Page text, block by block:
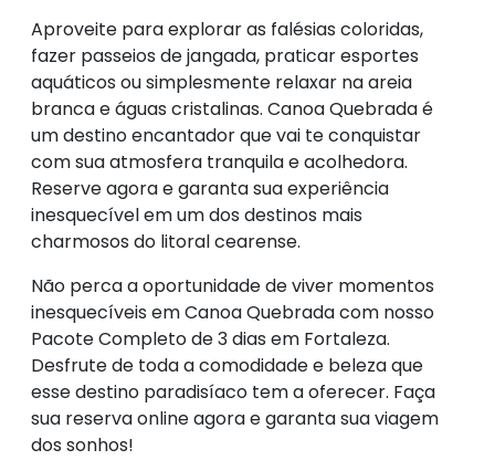
Aproveite para explorar as falésias coloridas,
fazer passeios de jangada, praticar esportes
aquáticos ou simplesmente relaxar na areia
branca e águas cristalinas. Canoa Quebrada é
um destino encantador que vai te conquistar
com sua atmosfera tranquila e acolhedora.
Reserve agora e garanta sua experiência
inesquecível em um dos destinos mais
charmosos do litoral cearense.
Não perca a oportunidade de viver momentos
inesquecíveis em Canoa Quebrada com nosso
Pacote Completo de 3 dias em Fortaleza.
Desfrute de toda a comodidade e beleza que
esse destino paradisíaco tem a oferecer. Faça
sua reserva online agora e garanta sua viagem
dos sonhos!